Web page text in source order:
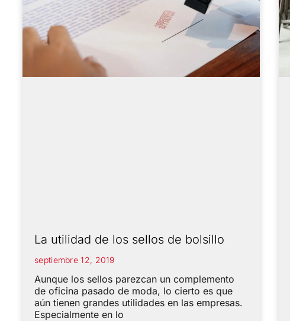
La utilidad de los sellos de bolsillo
septiembre 12, 2019
Aunque los sellos parezcan un complemento
de oficina pasado de moda, lo cierto es que
aún tienen grandes utilidades en las empresas.
Especialmente en lo